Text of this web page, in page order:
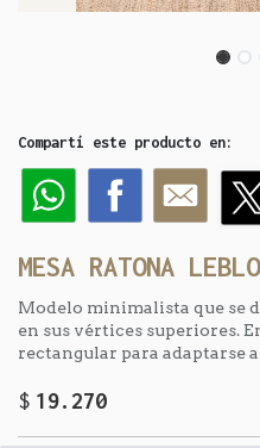
Compartí este producto en:
MESA RATONA
Modelo minimalista que se
en sus vértices superiores.
rectangular para adaptarse
$19.270